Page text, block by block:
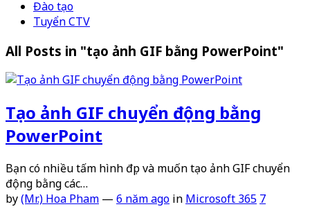
Đào tạo
Tuyển CTV
All Posts in "tạo ảnh GIF bằng PowerPoint"
Tạo ảnh GIF chuyển động bằng
PowerPoint
Bạn có nhiều tấm hình đẹp và muốn tạo ảnh GIF chuyển
động bằng các…
by(Mr.) Hoa Pham — 6 năm ago in Microsoft 365 7